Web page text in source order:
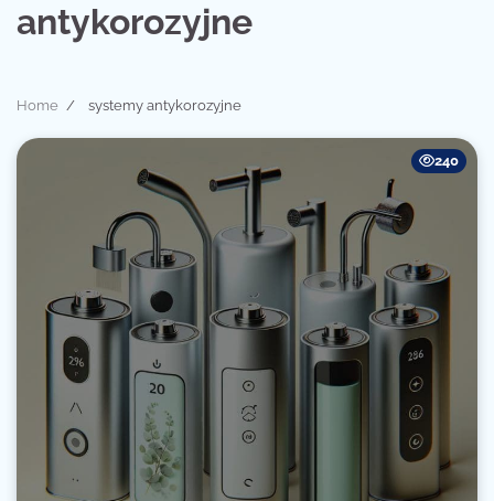
antykorozyjne
Home systemy antykorozyjne
240